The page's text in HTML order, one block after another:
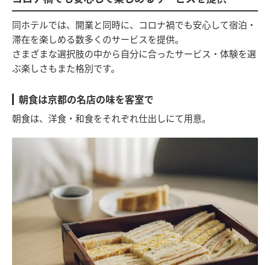
同ホテルでは、開業と同時に、コロナ禍でも安心して宿泊・
滞在を楽しめる数多くのサービスを提供。
さまざまな選択肢の中から自分に合ったサービス・体験を選
ぶ楽しさもまた格別です。
朝食は京都の名店の味を客室で
朝食は、洋食・和食をそれぞれ仕出しにて用意。